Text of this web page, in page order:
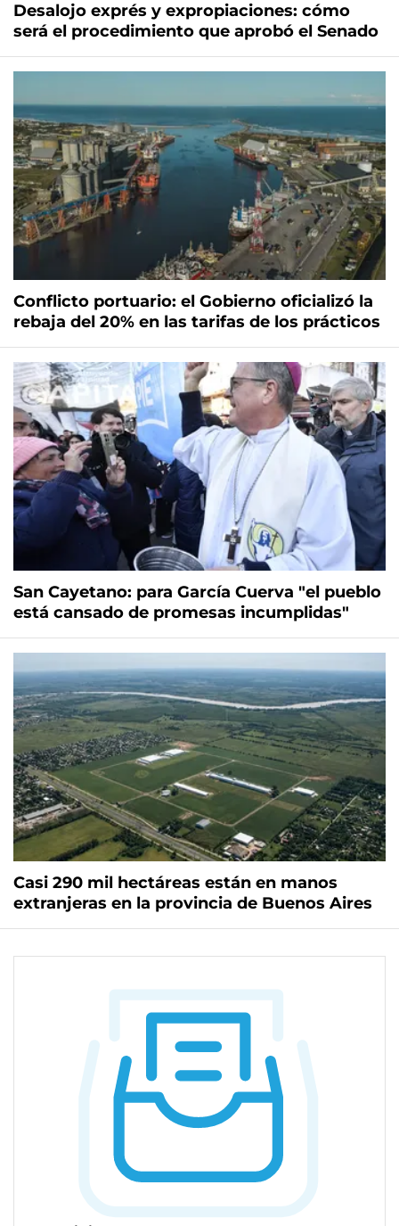
Desalojo exprés y expropiaciones: cómo
será el procedimiento que aprobó el Senado
Conflicto portuario: el Gobierno oficializó la
rebaja del 20% en las tarifas de los prácticos
San Cayetano: para García Cuerva "el pueblo
está cansado de promesas incumplidas"
Casi 290 mil hectáreas están en manos
extranjeras en la provincia de Buenos Aires